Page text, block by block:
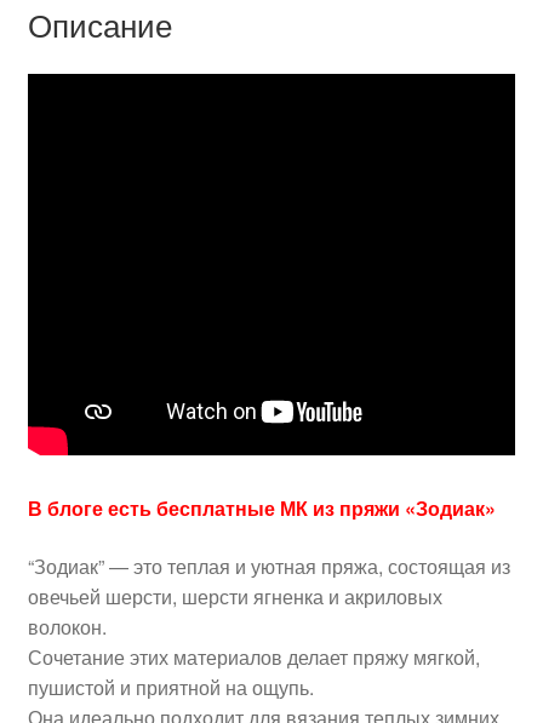
Описание
В блоге есть бесплатные МК из пряжи «Зодиак»
“Зодиак” — это теплая и уютная пряжа, состоящая из
овечьей шерсти, шерсти ягненка и акриловых
волокон.
Сочетание этих материалов делает пряжу мягкой,
пушистой и приятной на ощупь.
Она идеально подходит для вязания теплых зимних